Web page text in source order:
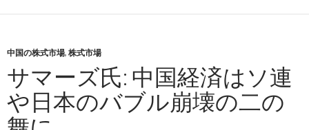
中国の株式市場, 株式市場
サマーズ氏: 中国経済はソ連
や日本のバブル崩壊の二の